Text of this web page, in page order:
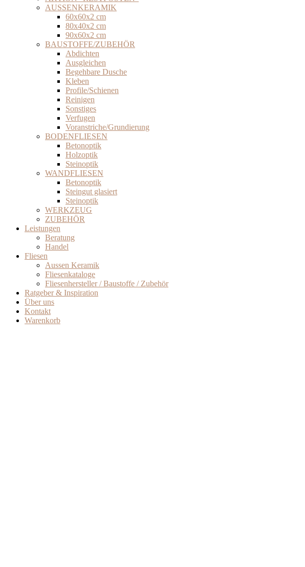
AUSSENKERAMIK
60x60x2 cm
80x40x2 cm
90x60x2 cm
BAUSTOFFE/ZUBEHÖR
Abdichten
Ausgleichen
Begehbare Dusche
Kleben
Profile/Schienen
Reinigen
Sonstiges
Verfugen
Voranstriche/Grundierung
BODENFLIESEN
Betonoptik
Holzoptik
Steinoptik
WANDFLIESEN
Betonoptik
Steingut glasiert
Steinoptik
WERKZEUG
ZUBEHÖR
Leistungen
Beratung
Handel
Fliesen
Aussen Keramik
Fliesenkataloge
Fliesenhersteller / Baustoffe / Zubehör
Ratgeber & Inspiration
Über uns
Kontakt
Warenkorb